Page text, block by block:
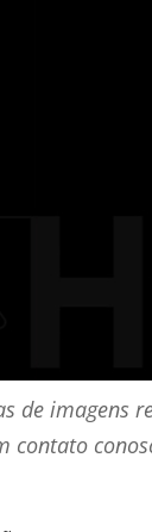
de imagens
contato